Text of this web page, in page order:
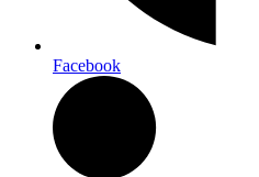
Facebook